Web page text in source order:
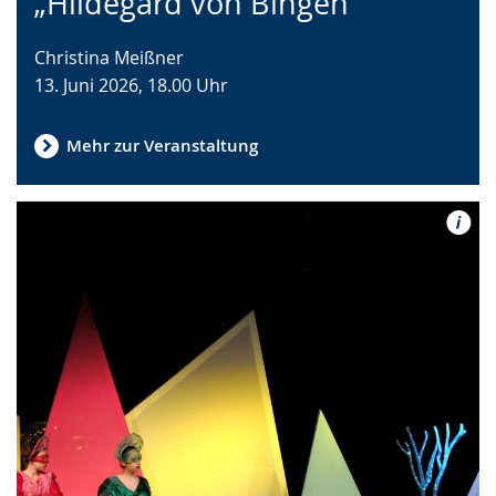
wechseln.
Deutscher
Gebärdensprache
wird
Christina Meißner
13. Juni 2026, 18.00 Uhr
Mehr zur Veranstaltung